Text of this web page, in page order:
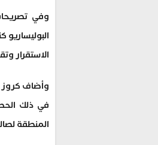
وفي
الاستقرار
وأضاف كروز
في ذلك
المنطقة